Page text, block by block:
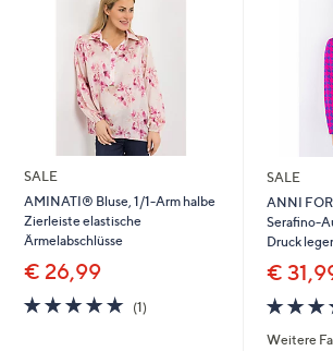
SALE
AMINATI® Bluse, 1/1-Arm halbe
Zierleiste elastische
Ärmelabschlüsse
€ 26,99
5.0
von
(1)1
SALE
ANNI
Serafino-
Druck
€
Weitere